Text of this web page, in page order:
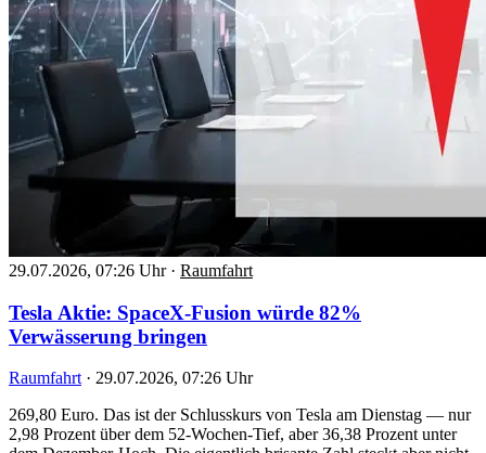
29.07.2026, 07:26 Uhr · Raumfahrt
Tesla Aktie: SpaceX-Fusion würde 82%
Verwässerung bringen
Raumfahrt · 29.07.2026, 07:26 Uhr
269,80 Euro. Das ist der Schlusskurs von Tesla am Dienstag — nur
2,98 Prozent über dem 52-Wochen-Tief, aber 36,38 Prozent unter